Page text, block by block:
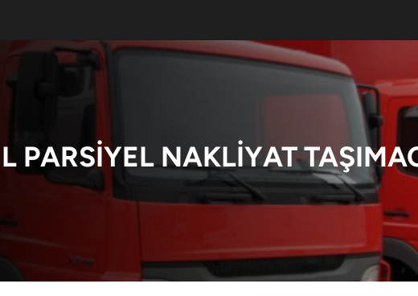
PARSIYEL NAKLIYAT